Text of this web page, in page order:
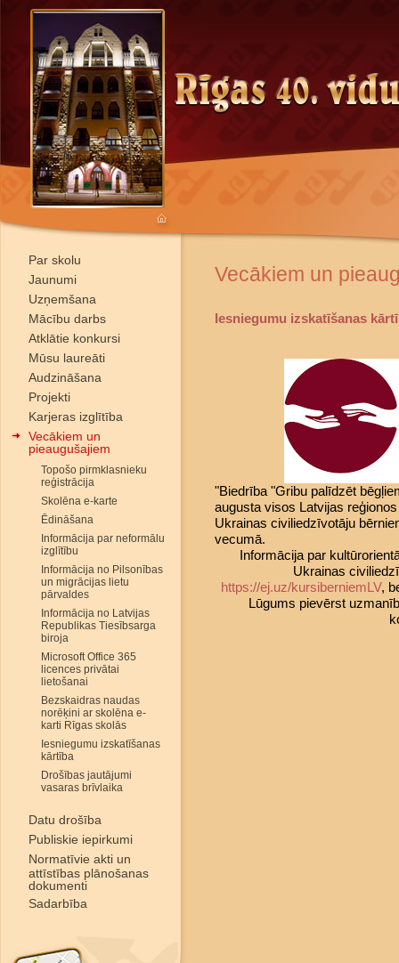
Par skolu
Jaunumi
Uzņemšana
Mācību darbs
Atklātie konkursi
Mūsu laureāti
Audzināšana
Projekti
Karjeras izglītība
Vecākiem un
pieaugušajiem
Topošo pirmklasnieku
reģistrācija
Skolēna e-karte
Ēdināšana
Informācija par neformālu
izglītību
Informācija no Pilsonības
un migrācijas lietu
pārvaldes
Informācija no Latvijas
Republikas Tiesībsarga
biroja
Microsoft Office 365
licences privātai
lietošanai
Bezskaidras naudas
norēķini ar skolēna e-
karti Rīgas skolās
Iesniegumu izskatīšanas
kārtība
Drošības jautājumi
vasaras brīvlaika
Datu drošība
Publiskie iepirkumi
Normatīvie akti un
attīstības plānošanas
dokumenti
Sadarbība
Vecākiem un
Iesniegumu izskatīšanas
"Biedrība "Gribu palīdzēt
augusta visos Latvijas
Ukrainas civiliedzīvotāju
vecumā.
Informācija par
Ukrainas
https://ej.uz/kursiberniemLV,
Lūgums pievērst